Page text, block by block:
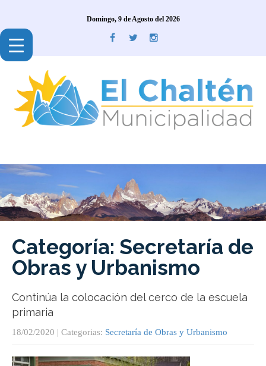
Domingo, 9 de Agosto del 2026
Categoría: Secretaría de
Obras y Urbanismo
Continúa la colocación del cerco de la escuela
primaria
18/02/2020 | Categorias: Secretaría de Obras y Urbanismo